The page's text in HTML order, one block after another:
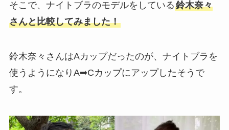
そこで、ナイトブラのモデルをしている鈴木奈々
さんと比較してみました！
鈴木奈々さんはAカップだったのが、ナイトブラを
使うようになりA➡Cカップにアップしたそうで
す。